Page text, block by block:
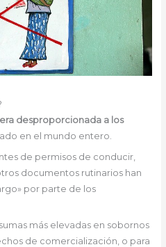
desproporcionada a los
en el mundo entero.
de permisos de conducir,
documentos rutinarios han
por parte de los
más elevadas en sobornos
de comercialización, o para